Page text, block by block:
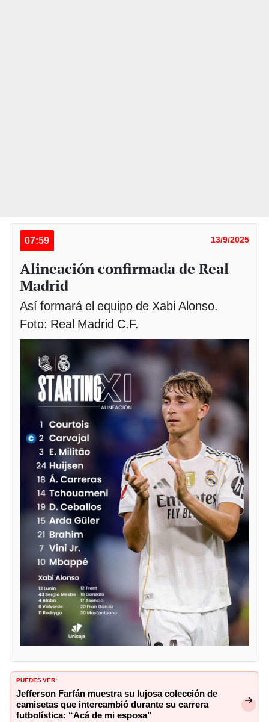
07:59 13/9/2025
Alineación confirmada de Real
Madrid
Así formará el equipo de Xabi Alonso.
Foto: Real Madrid C.F.
PUEDES VER:
Jefferson Farfán muestra su lujosa colección de
camisetas que intercambió durante su carrera
futbolística: “Acá de mi esposa”